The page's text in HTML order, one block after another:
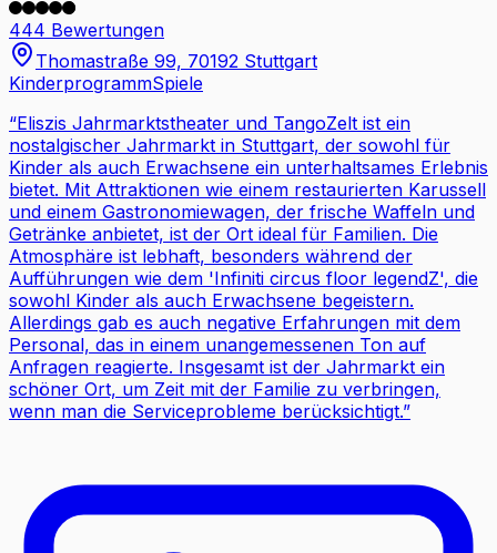
444 Bewertungen
Thomastraße 99, 70192 Stuttgart
KinderprogrammSpiele
“Eliszis Jahrmarktstheater und TangoZelt ist ein
nostalgischer Jahrmarkt in Stuttgart, der sowohl für
Kinder als auch Erwachsene ein unterhaltsames Erlebnis
bietet. Mit Attraktionen wie einem restaurierten Karussell
und einem Gastronomiewagen, der frische Waffeln und
Getränke anbietet, ist der Ort ideal für Familien. Die
Atmosphäre ist lebhaft, besonders während der
Aufführungen wie dem 'Infiniti circus floor legendZ', die
sowohl Kinder als auch Erwachsene begeistern.
Allerdings gab es auch negative Erfahrungen mit dem
Personal, das in einem unangemessenen Ton auf
Anfragen reagierte. Insgesamt ist der Jahrmarkt ein
schöner Ort, um Zeit mit der Familie zu verbringen,
wenn man die Serviceprobleme berücksichtigt.”